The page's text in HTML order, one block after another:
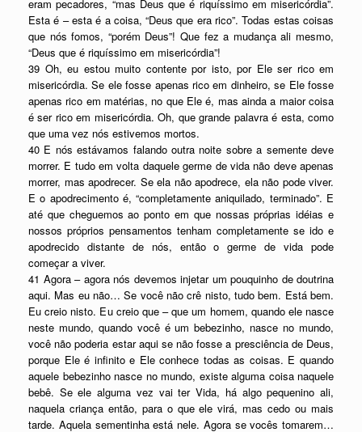
eram pecadores, “mas Deus que é riquíssimo em misericórdia”.
Esta é – esta é a coisa, “Deus que era rico”. Todas estas coisas
que nós fomos, “porém Deus”! Que fez a mudança ali mesmo,
“Deus que é riquíssimo em misericórdia”!
39 Oh, eu estou muito contente por isto, por Ele ser rico em
misericórdia. Se ele fosse apenas rico em dinheiro, se Ele fosse
apenas rico em matérias, no que Ele é, mas ainda a maior coisa
é ser rico em misericórdia. Oh, que grande palavra é esta, como
que uma vez nós estivemos mortos.
40 E nós estávamos falando outra noite sobre a semente deve
morrer. E tudo em volta daquele germe de vida não deve apenas
morrer, mas apodrecer. Se ela não apodrece, ela não pode viver.
E o apodrecimento é, “completamente aniquilado, terminado”. E
até que cheguemos ao ponto em que nossas próprias idéias e
nossos próprios pensamentos tenham completamente se ido e
apodrecido distante de nós, então o germe de vida pode
começar a viver.
41 Agora – agora nós devemos injetar um pouquinho de doutrina
aqui. Mas eu não… Se você não crê nisto, tudo bem. Está bem.
Eu creio nisto. Eu creio que – que um homem, quando ele nasce
neste mundo, quando você é um bebezinho, nasce no mundo,
você não poderia estar aqui se não fosse a presciência de Deus,
porque Ele é infinito e Ele conhece todas as coisas. E quando
aquele bebezinho nasce no mundo, existe alguma coisa naquele
bebê. Se ele alguma vez vai ter Vida, há algo pequenino ali,
naquela criança então, para o que ele virá, mas cedo ou mais
tarde. Aquela sementinha está nele. Agora se vocês tomarem…